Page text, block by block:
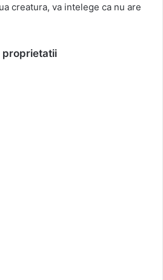
creatura, va intelege ca nu are
proprietatii